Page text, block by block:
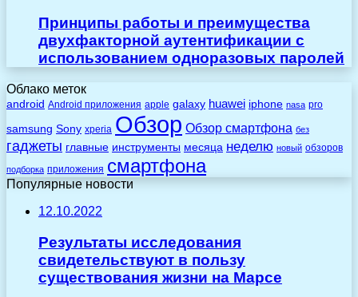
Принципы работы и преимущества
двухфакторной аутентификации с
использованием одноразовых паролей
Облако меток
android Android приложения apple galaxy huawei iphone nasa pro
samsung Sony xperia Обзор Обзор смартфона без
гаджеты главные инструменты месяца неделю новый обзоров
подборка приложения смартфона
Популярные новости
12.10.2022
Результаты исследования
свидетельствуют в пользу
существования жизни на Марсе